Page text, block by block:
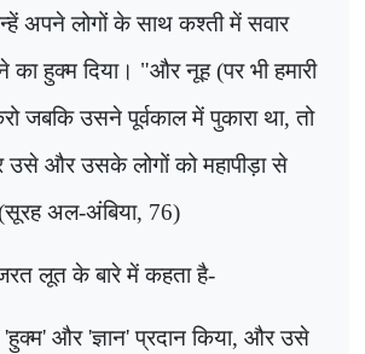
अपने लोगों के साथ कश्ती में सवार
का हुक्म दिया। "और नूह (पर भी हमारी
जबकि उसने पूर्वकाल में पुकारा था,तो
और उसके लोगों को महापीड़ा से
अल-अंबिया, 76)
लूत के बारे में कहता है-
'हुक्म' और'ज्ञान'प्रदान किया, और उसे